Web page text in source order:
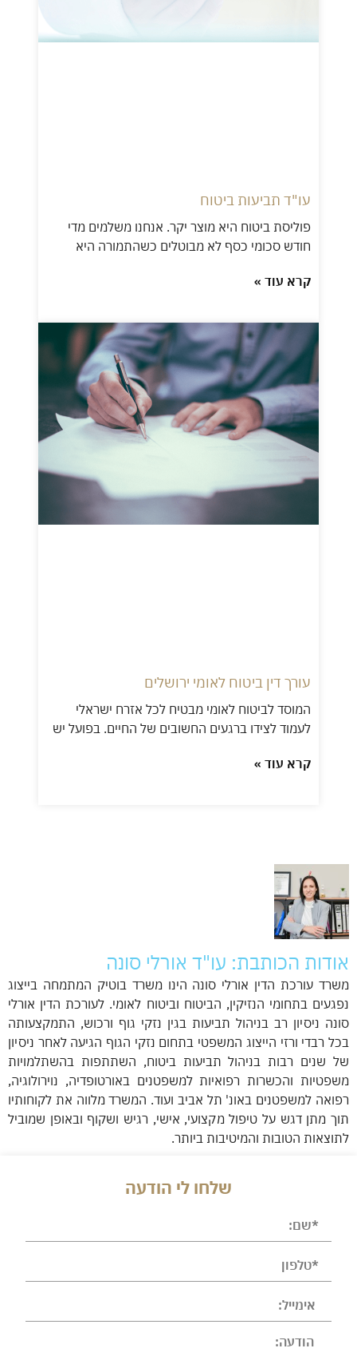
עו"ד תביעות ביטוח
פוליסת ביטוח היא מוצר יקר. אנחנו משלמים מדי
חודש סכומי כסף לא מבוטלים כשהתמורה היא
קרא עוד »
עורך דין ביטוח לאומי ירושלים
המוסד לביטוח לאומי מבטיח לכל אזרח ישראלי
לעמוד לצידו ברגעים החשובים של החיים. בפועל יש
קרא עוד »
אודות הכותבת: עו"ד אורלי סונה
משרד עורכת הדין אורלי סונה הינו משרד בוטיק המתמחה בייצוג
נפגעים בתחומי הנזיקין, הביטוח וביטוח לאומי. לעורכת הדין אורלי
סונה ניסיון רב בניהול תביעות בגין נזקי גוף ורכוש, התמקצעותה
בכל רבדי ורזי הייצוג המשפטי בתחום נזקי הגוף הגיעה לאחר ניסיון
של שנים רבות בניהול תביעות ביטוח, השתתפות בהשתלמויות
משפטיות והכשרות רפואיות למשפטנים באורטופדיה, נוירולוגיה,
רפואה למשפטנים באונ' תל אביב ועוד. המשרד מלווה את לקוחותיו
תוך מתן דגש על טיפול מקצועי, אישי, רגיש ושקוף ובאופן שמוביל
לתוצאות הטובות והמיטיבות ביותר.
שלחו לי הודעה